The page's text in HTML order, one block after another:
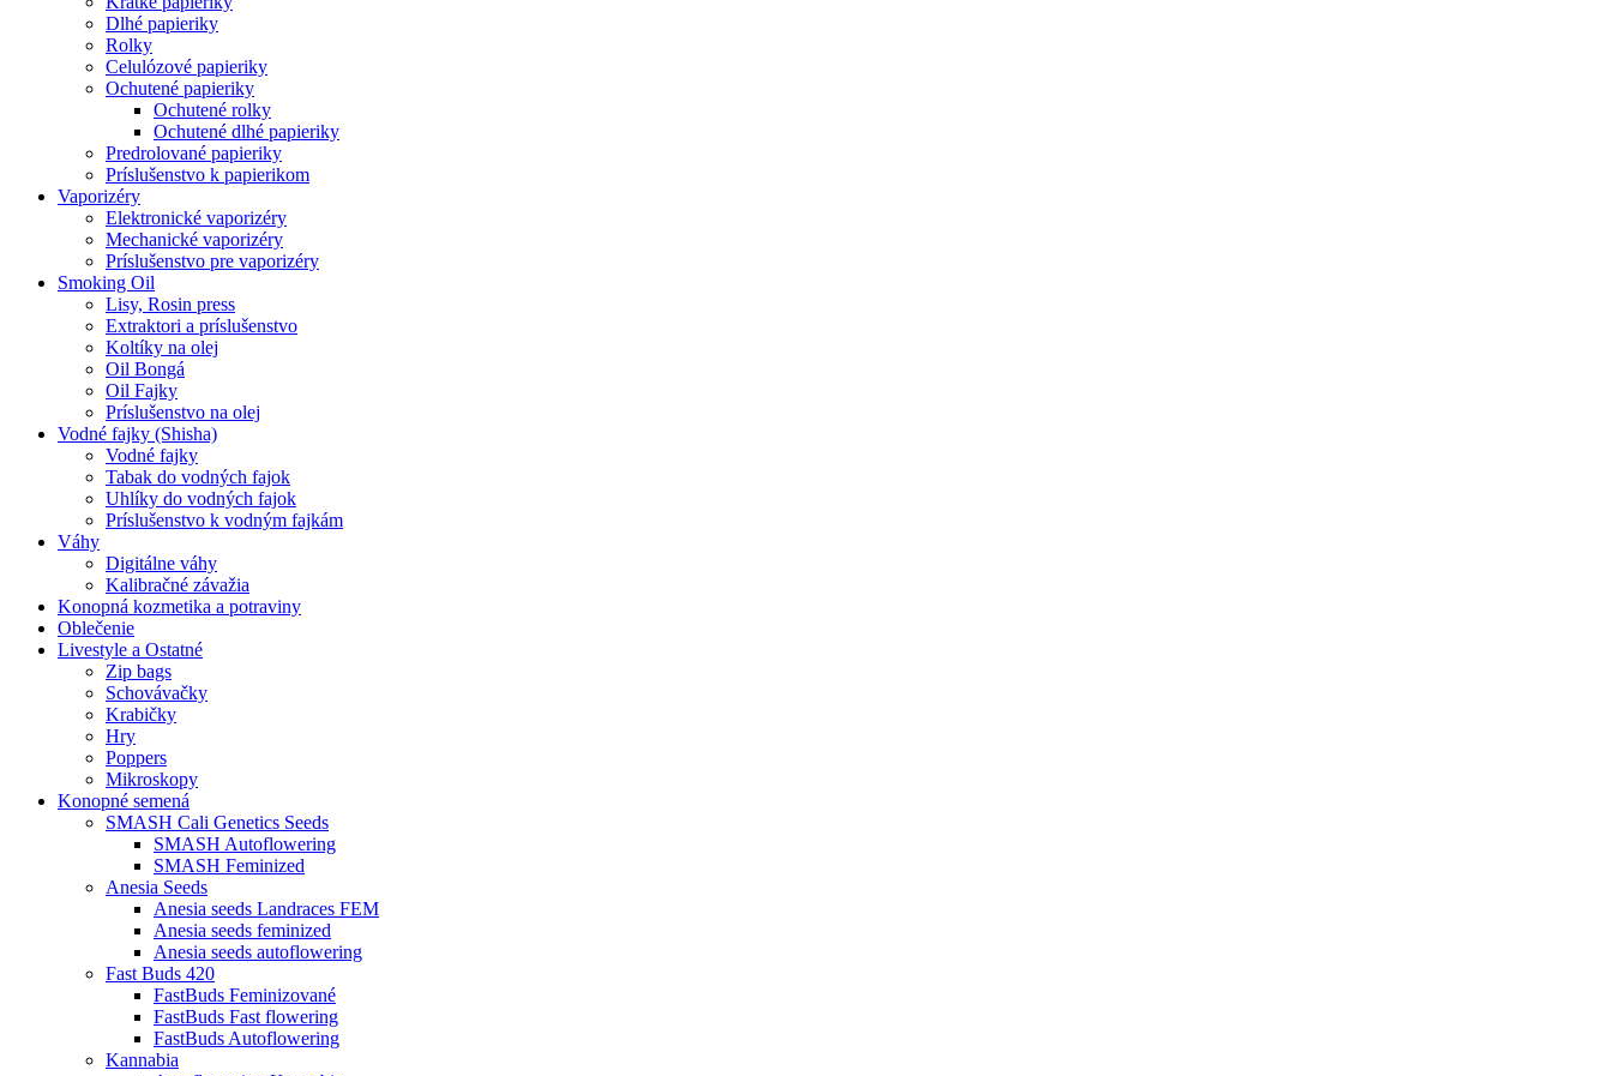
Dlhé papieriky
Rolky
Celulózové papieriky
Ochutené papieriky
Ochutené rolky
Ochutené dlhé papieriky
Predrolované papieriky
Príslušenstvo k papierikom
Vaporizéry
Elektronické vaporizéry
Mechanické vaporizéry
Príslušenstvo pre vaporizéry
Smoking Oil
Lisy, Rosin press
Extraktori a príslušenstvo
Koltíky na olej
Oil Bongá
Oil Fajky
Príslušenstvo na olej
Vodné fajky (Shisha)
Vodné fajky
Tabak do vodných fajok
Uhlíky do vodných fajok
Príslušenstvo k vodným fajkám
Váhy
Digitálne váhy
Kalibračné závažia
Konopná kozmetika a potraviny
Oblečenie
Livestyle a Ostatné
Zip bags
Schovávačky
Krabičky
Hry
Poppers
Mikroskopy
Konopné semená
SMASH Cali Genetics Seeds
SMASH Autoflowering
SMASH Feminized
Anesia Seeds
Anesia seeds Landraces FEM
Anesia seeds feminized
Anesia seeds autoflowering
Fast Buds 420
FastBuds Feminizované
FastBuds Fast flowering
FastBuds Autoflowering
Kannabia